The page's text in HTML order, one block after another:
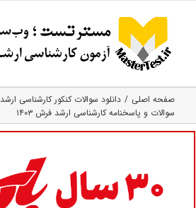
content
صفحه اصلی دانلود سوالات کنکور کارشناسی ارشد
سوالات و پاسخنامه کارشناسی ارشد فرش ۱۴۰۳